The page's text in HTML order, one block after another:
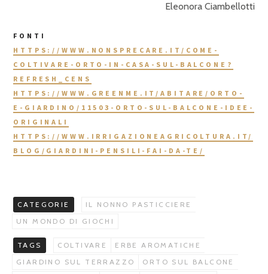
Eleonora Ciambellotti
FONTI
HTTPS://WWW.NONSPRECARE.IT/COME-
COLTIVARE-ORTO-IN-CASA-SUL-BALCONE?
REFRESH_CENS
HTTPS://WWW.GREENME.IT/ABITARE/ORTO-
E-GIARDINO/11503-ORTO-SUL-BALCONE-IDEE-
ORIGINALI
HTTPS://WWW.IRRIGAZIONEAGRICOLTURA.IT/
BLOG/GIARDINI-PENSILI-FAI-DA-TE/
CATEGORIE
IL NONNO PASTICCIERE
UN MONDO DI GIOCHI
TAGS COLTIVARE
ERBE AROMATICHE
GIARDINO SUL TERRAZZO
ORTO SUL BALCONE